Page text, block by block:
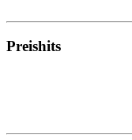
Preishits